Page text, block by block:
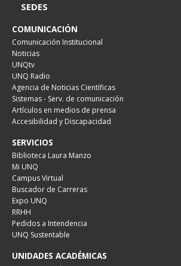
SEDES
COMUNICACIÓN
Comunicación Institucional
Noticias
UNQtv
UNQ Radio
Agencia de Noticias Científicas
Sistemas - Serv. de comunicación
Artículos en medios de prensa
Accesibilidad y Discapacidad
SERVICIOS
Biblioteca Laura Manzo
Mi UNQ
Campus Virtual
Buscador de Carreras
Expo UNQ
RRHH
Pedidos a Intendencia
UNQ Sustentable
UNIDADES ACADÉMICAS